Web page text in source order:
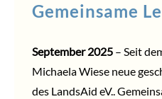
Gemeinsame
September 2025– Seit
Michaela Wiese neue
des LandsAid eV..